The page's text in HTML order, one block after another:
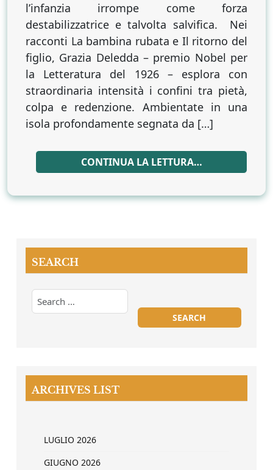
l’infanzia irrompe come forza
destabilizzatrice e talvolta salvifica. Nei
racconti La bambina rubata e Il ritorno del
figlio, Grazia Deledda – premio Nobel per
la Letteratura del 1926 – esplora con
straordinaria intensità i confini tra pietà,
colpa e redenzione. Ambientate in una
isola profondamente segnata da […]
CONTINUA LA LETTURA…
SEARCH
ARCHIVES LIST
LUGLIO 2026
GIUGNO 2026